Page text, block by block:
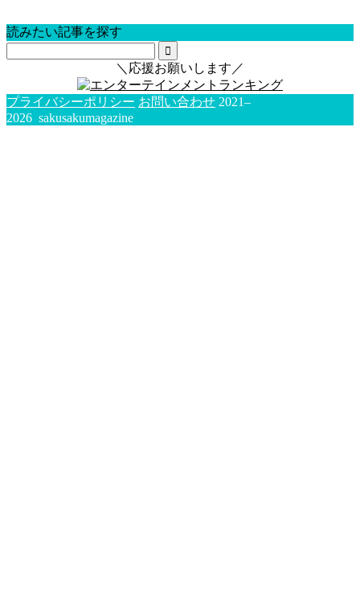
読みたい記事を探す
＼応援お願いします／
プライバシーポリシー お問い合わせ 2021–
2026 sakusakumagazine